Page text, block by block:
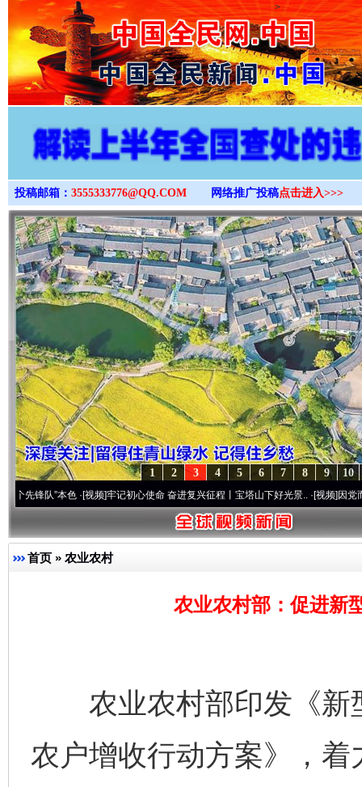
>
投稿邮箱： 3555333776@QQ.COM 网络推广投稿点击进入>>>
10
9
8
7
6
5
4
3
2
1
本色·[视频]牢记初心使命 奋进复兴征程丨宝塔山下好光景..·[视频]因党而生 为党
首页 » 农业农村
农业农村部：促进新
农业农村部印发《新
农户增收行动方案》，